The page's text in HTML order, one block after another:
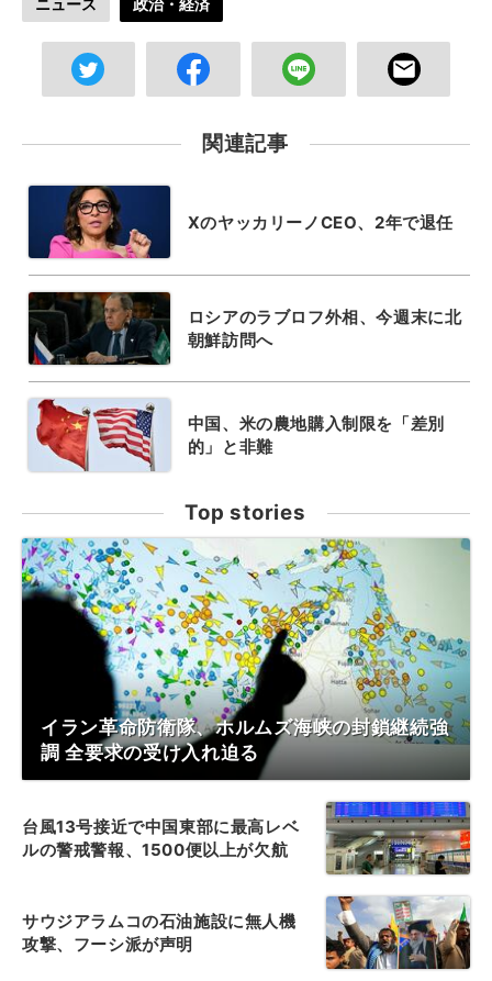
ニュース 政治・経済
関連記事
XのヤッカリーノCEO、2年で退任
ロシアのラブロフ外相、今週末に北
朝鮮訪問へ
中国、米の農地購入制限を「差別
的」と非難
Top stories
イラン革命防衛隊、ホルムズ海峡の封鎖継続強
調 全要求の受け入れ迫る
台風13号接近で中国東部に最高レベ
ルの警戒警報、1500便以上が欠航
サウジアラムコの石油施設に無人機
攻撃、フーシ派が声明